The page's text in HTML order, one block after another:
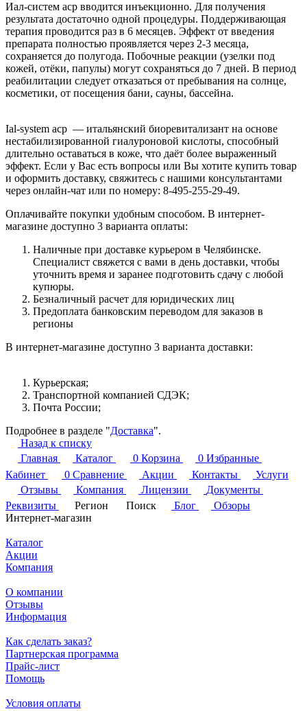
Иал-систем аср вводится инъекционно. Для получения
результата достаточно одной процедуры. Поддерживающая
терапия проводится раз в 6 месяцев. Эффект от введения
препарата полностью проявляется через 2-3 месяца,
сохраняется до полугода. Побочные реакции (узелки под
кожей, отёки, папулы) могут сохраняться до 7 дней. В период
реабилитации следует отказаться от пребывания на солнце,
косметики, от посещения бани, сауны, бассейна.
Ial-system acp — итальянский биоревитализант на основе
нестабилизированной гиалуроновой кислоты, способный
длительно оставаться в коже, что даёт более выраженный
эффект. Если у Вас есть вопросы или Вы хотите купить товар
и оформить доставку, свяжитесь с нашими консультантами
через онлайн-чат или по номеру: 8-495-255-29-49.
Оплачивайте покупки удобным способом. В интернет-
магазине доступно 3 варианта оплаты:
Наличные при доставке курьером в Челябинске.
Специалист свяжется с вами в день доставки, чтобы
уточнить время и заранее подготовить сдачу с любой
купюры.
Безналичный расчет для юридических лиц
Предоплата банковским переводом для заказов в
регионы
В интернет-магазине доступно 3 варианта доставки:
Курьерская;
Транспортной компанией СДЭК;
Почта России;
Подробнее в разделе "Доставка".
Назад к списку
Главная
Каталог 0 Корзина 0 Избранные
Кабинет
0 Сравнение Акции Контакты
Услуги
Отзывы
Компания Лицензии
Документы
Реквизиты
Регион Поиск Блог
Обзоры
Интернет-магазин
Каталог
Акции
Компания
О компании
Отзывы
Информация
Как сделать заказ?
Партнерская программа
Прайс-лист
Помощь
Условия оплаты